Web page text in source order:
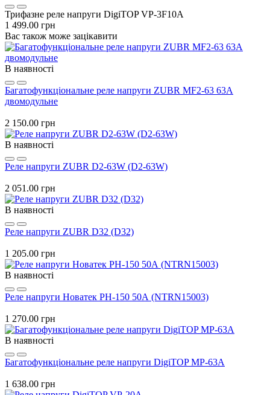
Трифазне реле напруги DigiTOP VP-3F10A
1 499.00 грн
Вас також може зацікавити
В наявності
Багатофункціональне реле напруги ZUBR MF2-63 63А
двомодульне
2 150.00 грн
В наявності
Реле напруги ZUBR D2-63W (D2-63W)
2 051.00 грн
В наявності
Реле напруги ZUBR D32 (D32)
1 205.00 грн
В наявності
Реле напруги Новатек РН-150 50А (NTRN15003)
1 270.00 грн
В наявності
Багатофункціональне реле напруги DigiTOP MP-63А
1 638.00 грн